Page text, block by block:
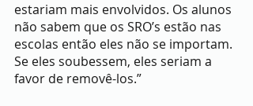
estariam mais envolvidos. Os alunos
não sabem que os SRO’s estão nas
escolas então eles não se importam.
Se eles soubessem, eles seriam a
favor de removê-los.”